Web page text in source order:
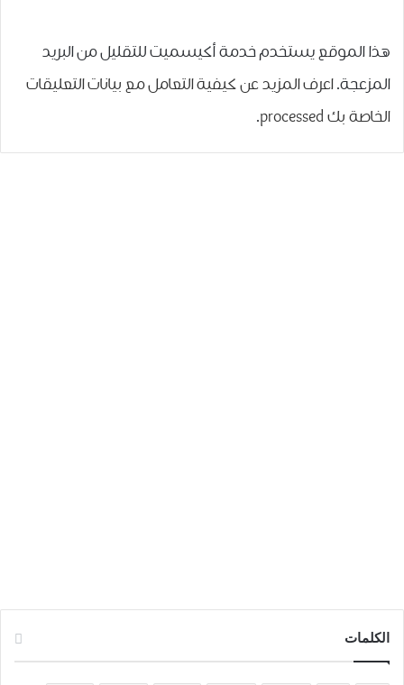
هذا الموقع يستخدم خدمة أكيسميت للتقليل من البريد
المزعجة.اعرف المزيد عن كيفية التعامل مع بيانات التعليقات
الخاصة بك processed
.
الكلمات